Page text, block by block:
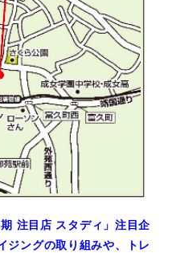
注目店 スタディ」注目企
ジングの取り組みや、トレ